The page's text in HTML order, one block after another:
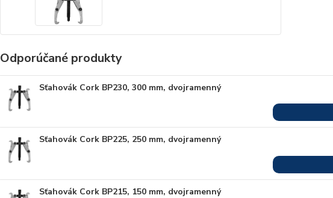
Odporúčané produkty
Sťahovák Cork BP230, 300 mm, dvojramenný
Sťahovák Cork BP225, 250 mm, dvojramenný
Sťahovák Cork BP215, 150 mm, dvojramenný